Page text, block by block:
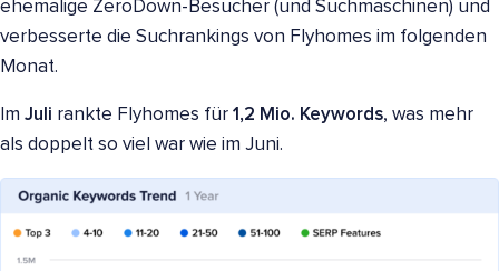
ehemalige ZeroDown-Besucher (und Suchmaschinen) und
verbesserte die Suchrankings von Flyhomes im folgenden
Monat.
Im Juli rankte Flyhomes für 1,2 Mio. Keywords, was mehr
als doppelt so viel war wie im Juni.